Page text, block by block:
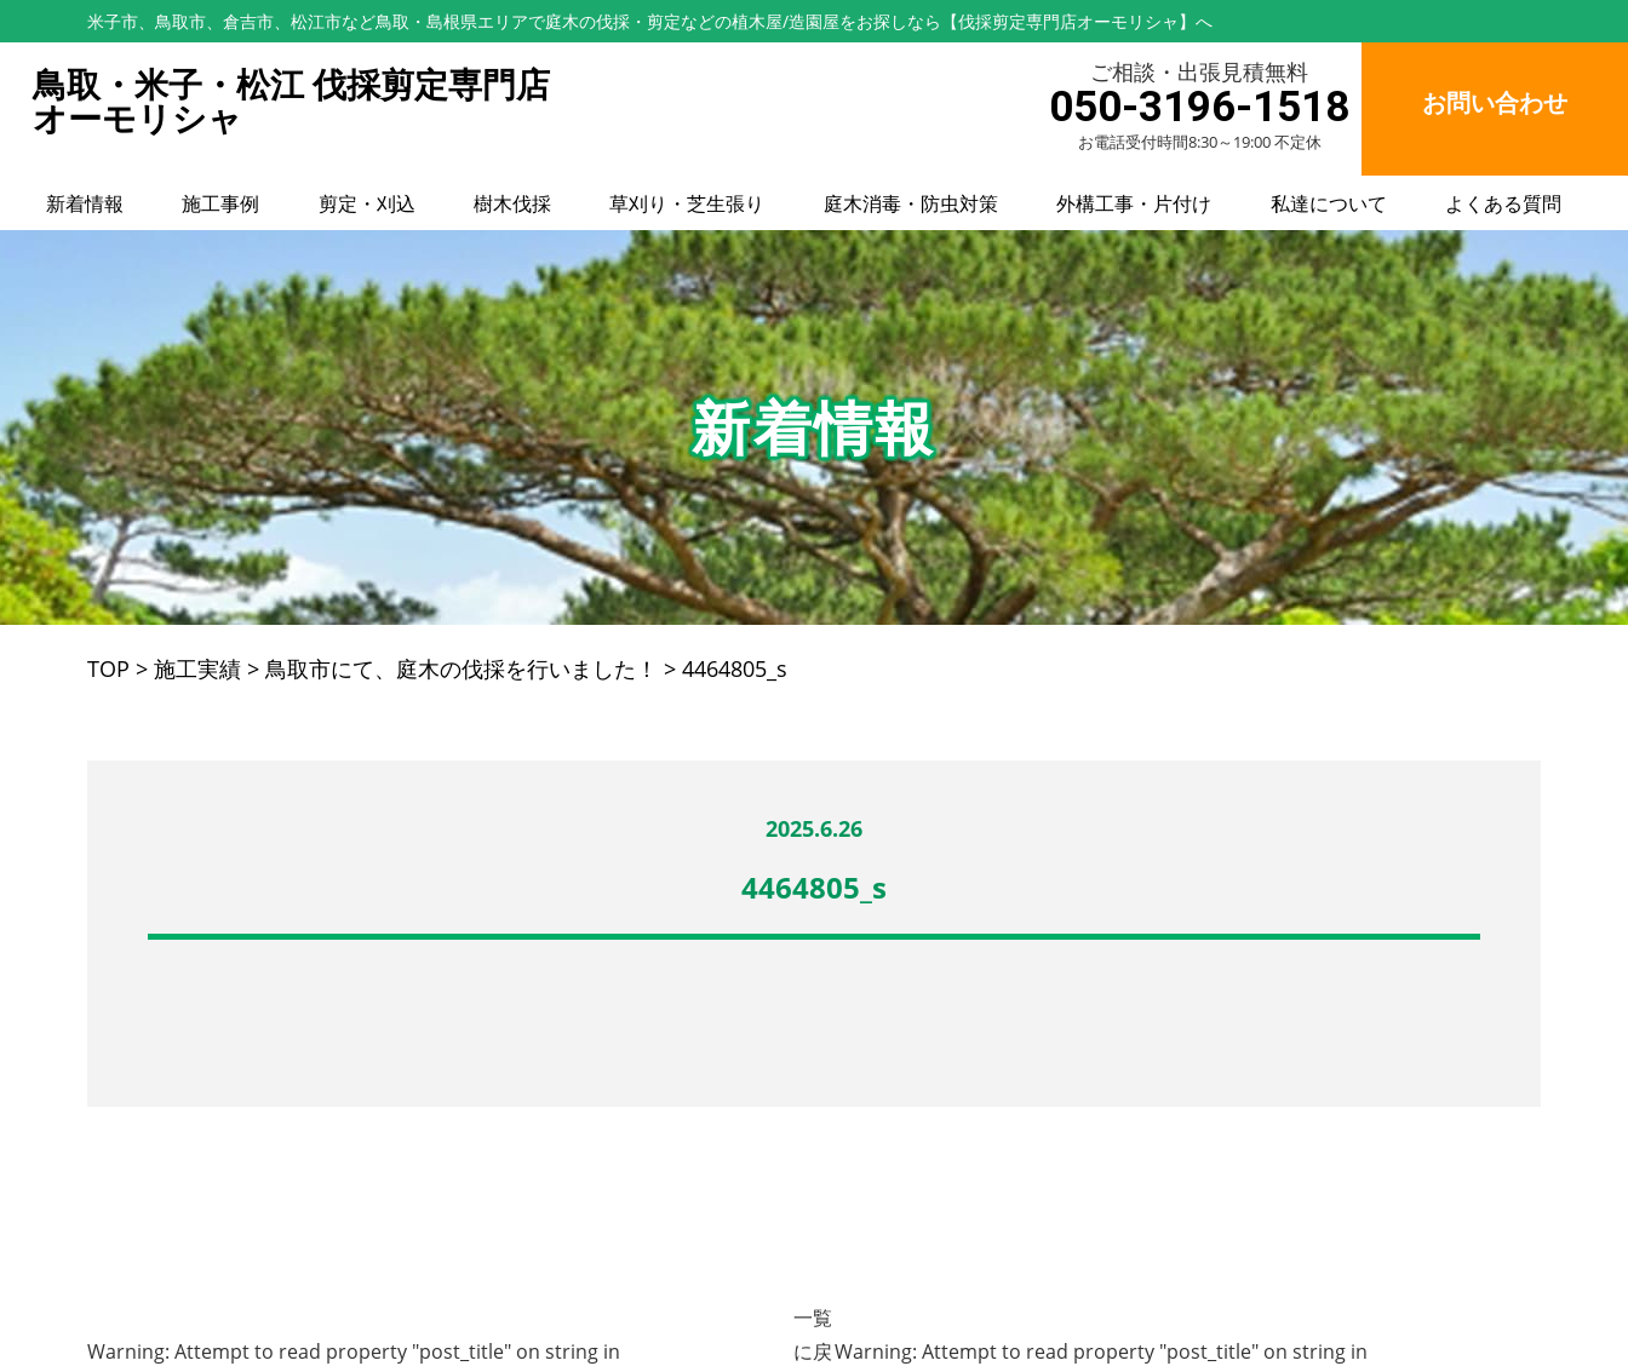
米子市、鳥取市、倉吉市、松江市など鳥取・島根県エリアで庭木の伐採・剪定などの植木屋/造園屋をお探しなら【伐採剪定専門店オーモリシャ】へ
鳥取・米子・松江 伐採剪定専門店
オーモリシャ
ご相談・出張見積無料
050-3196-1518
お電話受付時間8:30～19:00 不定休
お問い合わせ
新着情報 施工事例 剪定・刈込 樹木伐採 草刈り・芝生張り 庭木消毒・防虫対策 外構工事・片付け 私達について よくある質問
新着情報
TOP > 施工実績 > 鳥取市にて、庭木の伐採を行いました！ > 4464805_s
2025.6.26
4464805_s
Warning: Attempt to read property "post_title" on string in
一覧
に戻Warning: Attempt to read property "post_title" on string in